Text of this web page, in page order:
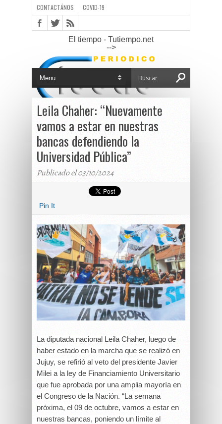
CONTACTÁNOS COVID-19
El tiempo - Tutiempo.net
-->
Leila Chaher: “Nuevamente
vamos a estar en nuestras
bancas defendiendo la
Universidad Pública”
Publicado el 03/10/2024
Pin It
La diputada nacional Leila Chaher, luego de
haber estado en la marcha que se realizó en
Jujuy, se refirió al veto del presidente Javier
Milei a la ley de Financiamiento Universitario
que fue aprobada por una amplia mayoría en
el Congreso de la Nación. “La semana
próxima, el 09 de octubre, vamos a estar en
nuestras bancas, poniendo un límite al